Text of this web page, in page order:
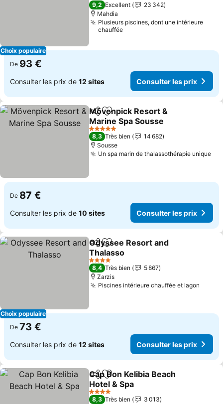
Choix populaire
9,2 Excellent
23 342
Mahdia
Plusieurs piscines, dont une intérieure
chauffée
De 93 €
Consulter les prix de 12 sites Consulter les prix
PartagerAjouter à mes favoris
Mövenpick Resort &
Marine Spa Sousse
5 Étoiles
8,3 Très bien
14 682
Sousse
Un spa marin de thalassothérapie unique
De 87 €
Consulter les prix de 10 sites Consulter les prix
Choix populaire
PartagerAjouter à mes favoris
Odyssee Resort and
Thalasso
4 Étoiles
8,4 Très bien
5 867
Zarzis
Piscines intérieure chauffée et lagon
De 73 €
Consulter les prix de 12 sites Consulter les prix
PartagerAjouter à mes favoris
Cap Bon Kelibia Beach
Hotel & Spa
4 Étoiles
8,3 Très bien 3 013